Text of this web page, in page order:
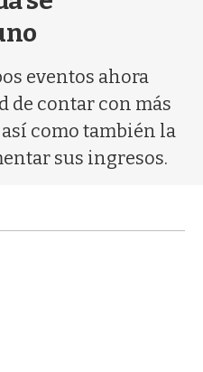
eventos ahora
de contar con más
como también la
sus ingresos.